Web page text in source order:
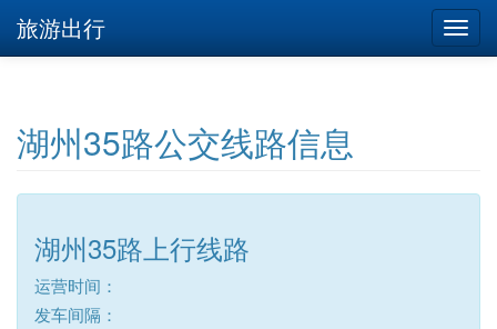
旅游出行
湖州35路公交线路信息
湖州35路上行线路
运营时间：
发车间隔：